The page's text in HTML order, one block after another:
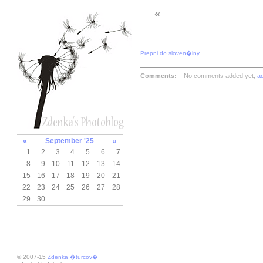
« September '25
»
1
2 3 4 5 6
7
8
9 10 11 12 13
14
15
16 17 18 19 20
21
22
23 24 25 26 27
28
29
30
© 2007-15 Zdenka �turcov�
«
Prepni do sloven�iny.
Comments: No comments added yet,